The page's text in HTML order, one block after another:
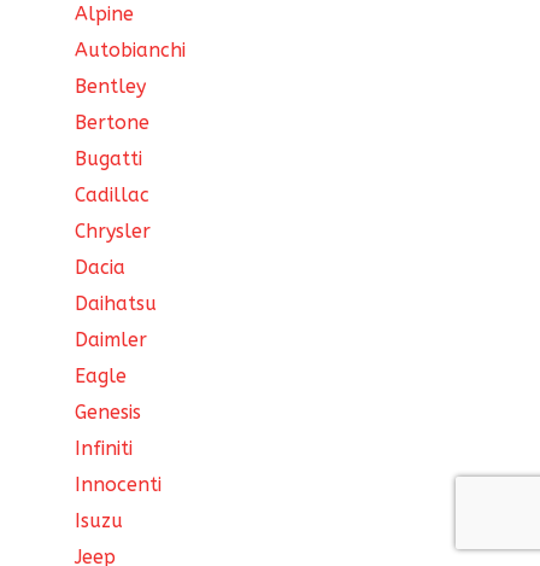
Alpine
Autobianchi
Bentley
Bertone
Bugatti
Cadillac
Chrysler
Dacia
Daihatsu
Daimler
Eagle
Genesis
Infiniti
Innocenti
Isuzu
Jeep